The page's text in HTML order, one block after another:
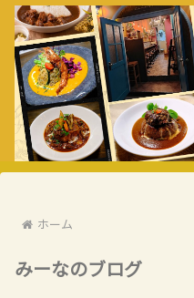
ホーム
みーなのブログ